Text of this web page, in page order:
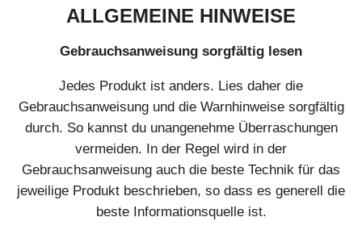
ALLGEMEINE HINWEISE
Gebrauchsanweisung sorgfältig lesen
Jedes Produkt ist anders. Lies daher die
Gebrauchsanweisung und die Warnhinweise sorgfältig
durch. So kannst du unangenehme Überraschungen
vermeiden. In der Regel wird in der
Gebrauchsanweisung auch die beste Technik für das
jeweilige Produkt beschrieben, so dass es generell die
beste Informationsquelle ist.